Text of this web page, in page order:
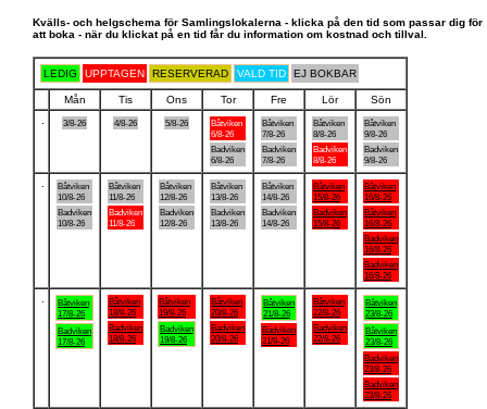
Kvälls- och helgschema för Samlingslokalerna - klicka på den tid som passar dig för
att boka - när du klickat på en tid får du information om kostnad och tillval.
LEDIG UPPTAGEN RESERVERAD VALD TID EJ BOKBAR
Mån Tis Ons Tor Fre Lör
Sön
3/8-26 4/8-26 5/8-26
Båtviken
6/8-26
Badviken
6/8-26
Båtviken
7/8-26
Badviken
7/8-26
Båtviken
8/8-26
Badviken
8/8-26
Båtviken
9/8-26
Badviken
9/8-26
Båtviken
10/8-26
Badviken
10/8-26
Båtviken
11/8-26
Badviken
11/8-26
Båtviken
12/8-26
Badviken
12/8-26
Båtviken
13/8-26
Badviken
13/8-26
Båtviken
14/8-26
Badviken
14/8-26
Båtviken
15/8-26
Badviken
15/8-26
Båtviken
16/8-26
Båtviken
16/8-26
Badviken
16/8-26
Badviken
16/8-26
Båtviken
17/8-26
Badviken
17/8-26
Båtviken
18/8-26
Badviken
18/8-26
Båtviken
19/8-26
Badviken
19/8-26
Båtviken
20/8-26
Badviken
20/8-26
Båtviken
21/8-26
Badviken
21/8-26
Båtviken
22/8-26
Badviken
22/8-26
Båtviken
23/8-26
Båtviken
23/8-26
Badviken
23/8-26
Badviken
23/8-26